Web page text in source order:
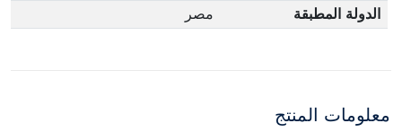
الدولة المطبقة
مصر
معلومات المنتج